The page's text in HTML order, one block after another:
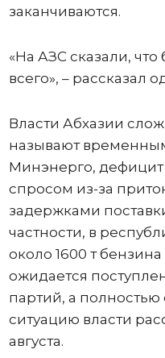
заканчиваются.
«На АЗС сказали, что
всего», – рассказал
Власти Абхазии
называют
Минэнерго, дефицит
спросом из-за
задержками
частности, в
около 1600 т
ожидается
партий, а полностью
ситуацию власти
августа.